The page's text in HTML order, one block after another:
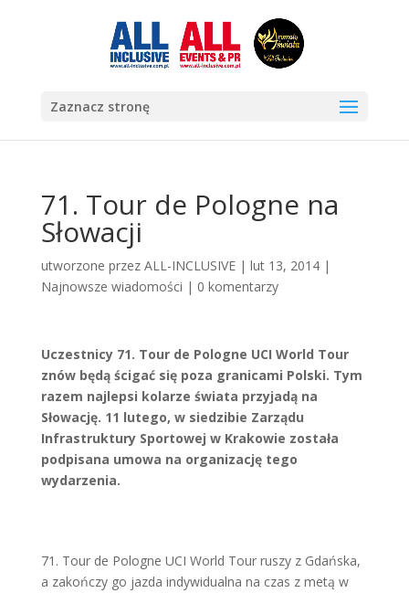
Zaznacz stronę
71. Tour de Pologne na
Słowacji
utworzone przez ALL-INCLUSIVE| lut 13, 2014|
Najnowsze wiadomości | 0 komentarzy
Uczestnicy 71. Tour de Pologne UCI World Tour
znów będą ścigać się poza granicami Polski. Tym
razem najlepsi kolarze świata przyjadą na
Słowację. 11 lutego, w siedzibie Zarządu
Infrastruktury Sportowej w Krakowie została
podpisana umowa na organizację tego
wydarzenia.
71. Tour de Pologne UCI World Tour ruszy z Gdańska,
a zakończy go jazda indywidualna na czas z metą w